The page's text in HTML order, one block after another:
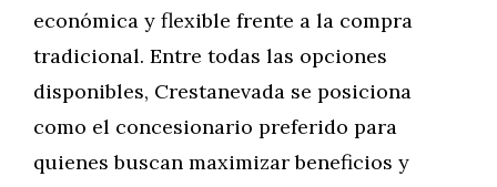
económica y flexible frente a la compra
tradicional. Entre todas las opciones
disponibles, Crestanevada se posiciona
como el concesionario preferido para
quienes buscan maximizar beneficios y